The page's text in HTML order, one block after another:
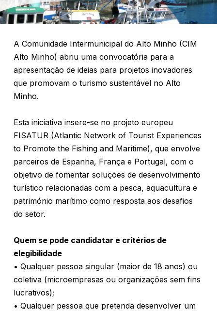
A Comunidade Intermunicipal do Alto Minho (CIM
Alto Minho) abriu uma convocatória para a
apresentação de ideias para projetos inovadores
que promovam o turismo sustentável no Alto
Minho.
Esta iniciativa insere-se no projeto europeu
FISATUR (Atlantic Network of Tourist Experiences
to Promote the Fishing and Maritime), que envolve
parceiros de Espanha, França e Portugal, com o
objetivo de fomentar soluções de desenvolvimento
turístico relacionadas com a pesca, aquacultura e
património marítimo como resposta aos desafios
do setor.
Quem se pode candidatar e critérios de
elegibilidade
• Qualquer pessoa singular (maior de 18 anos) ou
coletiva (microempresas ou organizações sem fins
lucrativos);
• Qualquer pessoa que pretenda desenvolver um